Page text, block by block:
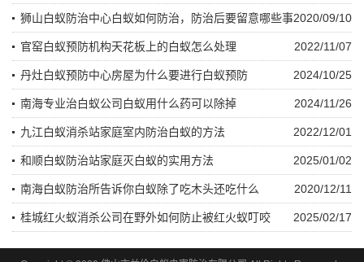
2020/09/10
狮山白蚁防治中心白蚁如何防治，防治后要留意哪些事
项 2022/11/07
官窑白蚁预防机构天花板上的白蚁怎么处理
2024/10/25
丹灶白蚁预防中心房屋为什么要进行白蚁预防
2024/11/26
南海专业治白蚁公司白蚁用什么药可以除掉
2022/12/01
九江白蚁消杀站家庭室内防治白蚁的方法
2025/01/02
和顺白蚁防治站家庭灭白蚁的实用方法
2020/12/11
南海白蚁防治所告诉你白蚁除了吃木头还吃什么
2025/02/17
桂城红火蚁消杀公司在野外如何防止被红火蚁叮咬